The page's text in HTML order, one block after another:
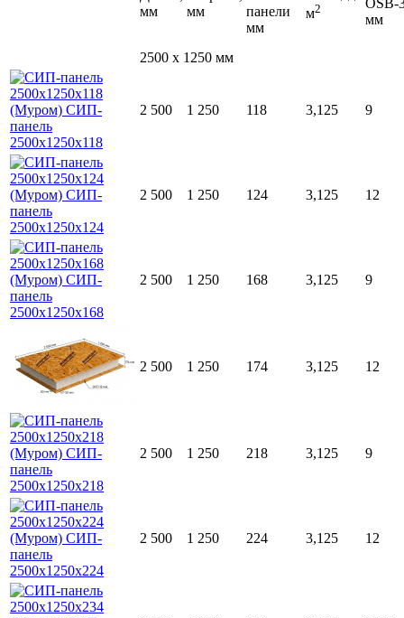
мм
мм
панели
мм
м2
мм
2500 x 1250 мм
2 500 1 250 118 3,125 9
2 500 1 250 124 3,125 12
2 500 1 250 168 3,125 9
2 500 1 250 174 3,125 12
2 500 1 250 218 3,125 9
2 500 1 250 224 3,125 12